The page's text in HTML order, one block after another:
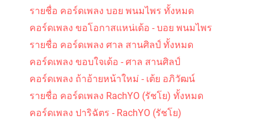
คอร์ดเพลง ปลาแดก - ปู พงษ์สิทธิ์ คำภีร์
รายชื่อ คอร์ดเพลง บอย พนมไพร ทั้งหมด
คอร์ดเพลง ขอโอกาสแหน่เด้อ - บอย พนมไพร
รายชื่อ คอร์ดเพลง ศาล สานศิลป์ ทั้งหมด
คอร์ดเพลง ขอบใจเด้อ - ศาล สานศิลป์
คอร์ดเพลง ถ้าอ้ายหน้าใหม่ - เต้ย อภิวัฒน์
รายชื่อ คอร์ดเพลง RachYO (รัชโย) ทั้งหมด
คอร์ดเพลง ปาริฉัตร - RachYO (รัชโย)